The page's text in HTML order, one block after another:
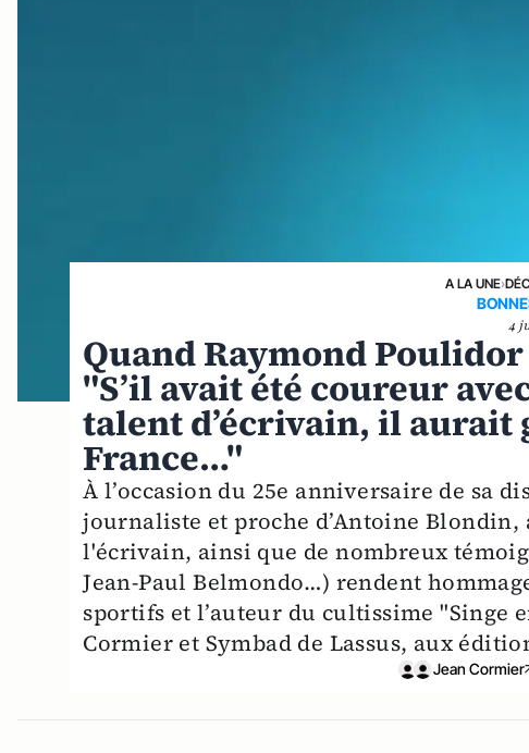
A LA UNE›
4
Quand Raymond
"S’il avait été coureur
talent d’écrivain, il aurait
France…"
À l’occasion du 25e anniversaire de sa
journaliste et proche d’Antoine Blondin,
l'écrivain, ainsi que de nombreux
Jean-Paul Belmondo…) rendent
sportifs et l’auteur du cultissime "Singe
Cormier et Symbad de Lassus, aux
Jean Cormier